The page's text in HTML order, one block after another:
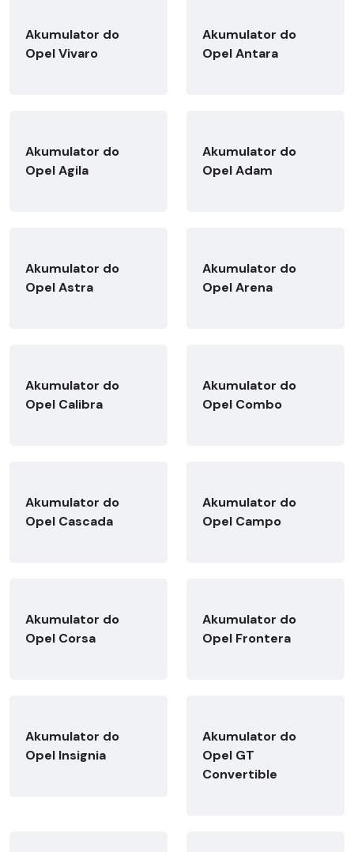
Akumulator do
Opel Vivaro
Akumulator do
Opel Antara
Akumulator do
Opel Agila
Akumulator do
Opel Adam
Akumulator do
Opel Astra
Akumulator do
Opel Arena
Akumulator do
Opel Calibra
Akumulator do
Opel Combo
Akumulator do
Opel Cascada
Akumulator do
Opel Campo
Akumulator do
Opel Corsa
Akumulator do
Opel Frontera
Akumulator do
Opel Insignia
Akumulator do
Opel GT
Convertible